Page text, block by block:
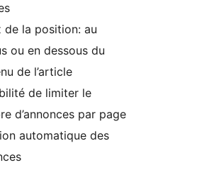
de la position: au
ou en dessous du
de l’article
de limiter le
d’annonces par page
automatique des